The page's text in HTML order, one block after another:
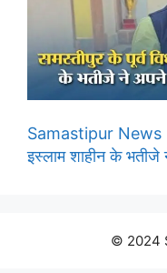
Samastipur News :
इस्लाम शाहीन के भतीजे
© 2024